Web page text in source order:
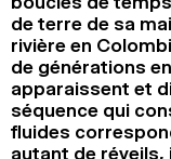
de terre de sa
rivière en
de générations
apparaissent et
séquence qui
fluides
autant de réveils,